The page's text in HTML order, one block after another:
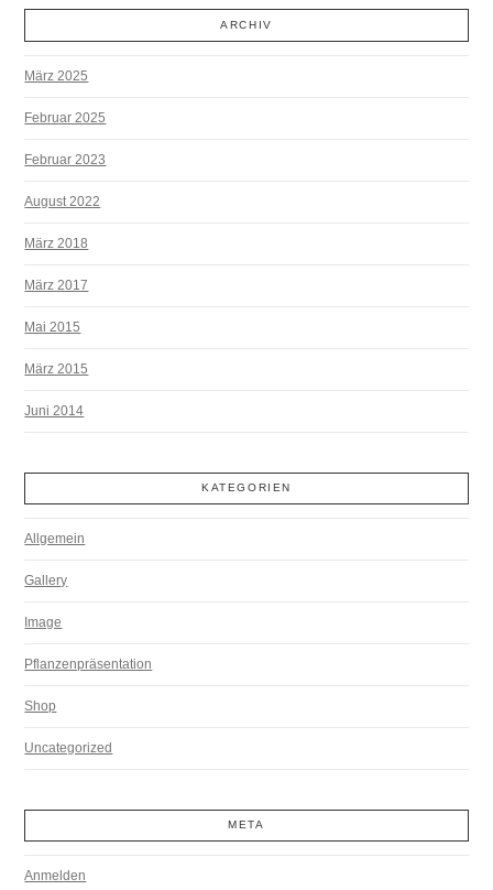
ARCHIV
März 2025
Februar 2025
Februar 2023
August 2022
März 2018
März 2017
Mai 2015
März 2015
Juni 2014
KATEGORIEN
Allgemein
Gallery
Image
Pflanzenpräsentation
Shop
Uncategorized
META
Anmelden